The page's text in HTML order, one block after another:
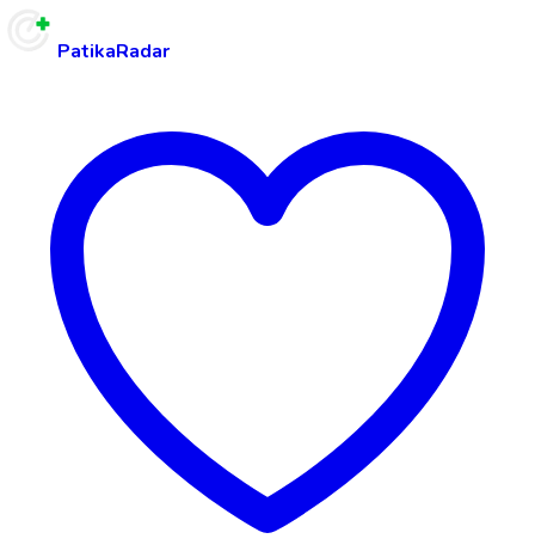
PatikaRadar